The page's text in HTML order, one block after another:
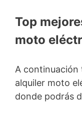
Top
moto
A continuación
alquiler moto
donde podrás